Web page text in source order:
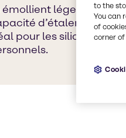
léger avec
d’étalement.
pour les silicones
to the
You can
of
corner